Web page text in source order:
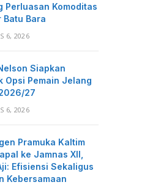
Perluasan Komoditas
Batu Bara
6, 2026
Siapkan
Opsi Pemain Jelang
27
6, 2026
Pramuka Kaltim
ke Jamnas XII,
Efisiensi Sekaligus
Kebersamaan